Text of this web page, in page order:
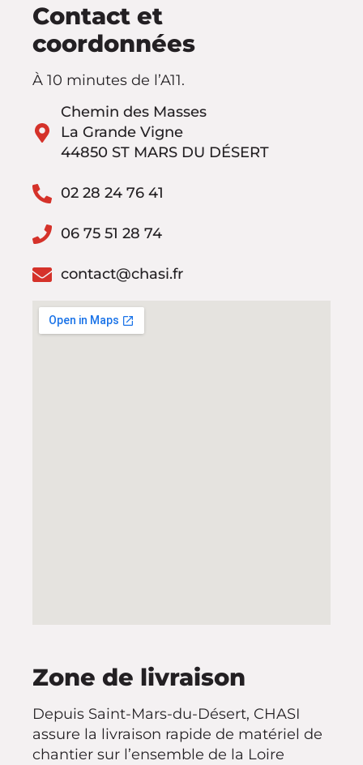
Contact et
coordonnées
À 10 minutes de l’A11.
Chemin des Masses
La Grande Vigne
44850 ST MARS DU DÉSERT
02 28 24 76 41
06 75 51 28 74
contact@chasi.fr
Zone de livraison
Depuis Saint-Mars-du-Désert, CHASI
assure la livraison rapide de matériel de
chantier sur l’ensemble de la Loire